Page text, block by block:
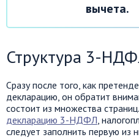
вычета.
Структура 3-
Сразу после того, как
декларацию, он обратит
состоит из множества
декларацию 3-НДФЛ ,
следует заполнить первую из